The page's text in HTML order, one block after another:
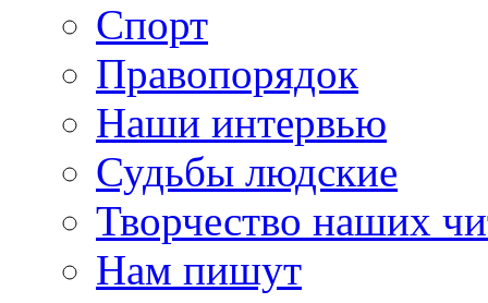
Спорт
Правопорядок
Наши интервью
Судьбы людские
Творчество наших
Нам пишут